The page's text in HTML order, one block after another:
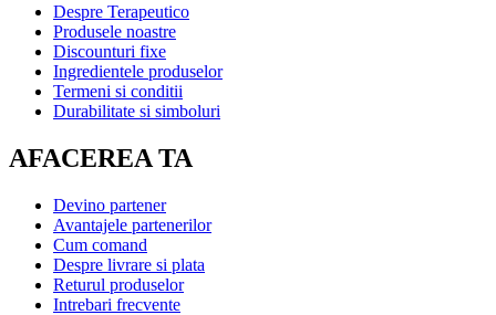
Despre Terapeutico
Produsele noastre
Discounturi fixe
Ingredientele produselor
Termeni si conditii
Durabilitate si simboluri
AFACEREA TA
Devino partener
Avantajele partenerilor
Cum comand
Despre livrare si plata
Returul produselor
Intrebari frecvente